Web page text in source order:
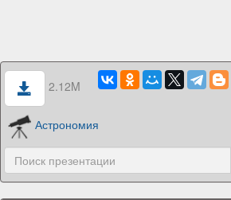
2.12M
Астрономия